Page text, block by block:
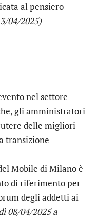
al pensiero
04/2025)
nel settore
gli amministratori
delle migliori
transizione
Mobile di Milano è
di riferimento per
degli addetti ai
08/04/2025 a